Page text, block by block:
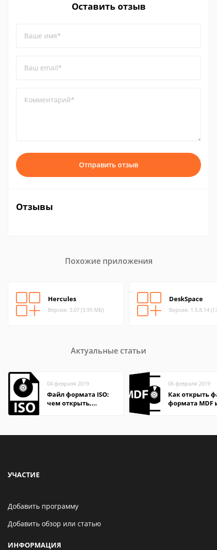
Оставить отзыв
Ваше имя*
Ваш email*
Комментарий*
Отправить отзыв
Отзывы
Похожие приложения
Hercules
Версия: 3.07 (3.95 МБ)
DeskSpace
Версия: 1.5.8.14
Актуальные статьи
04 февраля 2019
Файл формата ISO:
чем открыть,
06 февраля 2019
Как открыть
формата MDF
УЧАСТИЕ
Добавить программу
Добавить обзор или статью
ИНФОРМАЦИЯ